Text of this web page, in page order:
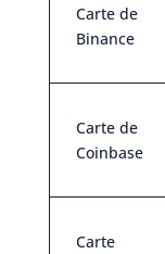
Carte de
Binance
Carte de
Coinbase
Carte